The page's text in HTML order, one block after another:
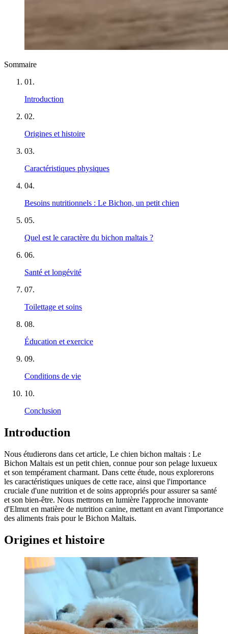
Sommaire
01 .
Introduction
02.
Origines et histoire
03.
Caractéristiques physiques
04.
Besoins nutritionnels : Le Bichon, un petit chien
05.
Quel est le caractère du bichon maltais ?
06.
Santé et longévité
07.
Toilettage et soins
08.
Éducation et exercice
09.
Conditions de vie
10.
Conclusion
Introduction
Nous étudierons dans cet article, Le chien bichon maltais : Le
Bichon Maltais est un petit chien, connue pour son pelage luxueux
et son tempérament charmant. Dans cette étude, nous explorerons
les caractéristiques uniques de cette race, ainsi que l'importance
cruciale d'une nutrition et de soins appropriés pour assurer sa santé
et son bien-être. Nous mettrons en lumière l'approche innovante
d'Elmut en matière de nutrition canine, mettant en avant l'importance
des aliments frais pour le Bichon Maltais.
Origines et histoire